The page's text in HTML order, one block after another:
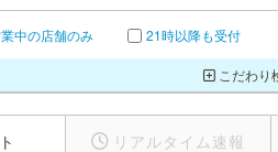
中の店舗のみ 21時以降も受付
こだわり
リアルタイム速報